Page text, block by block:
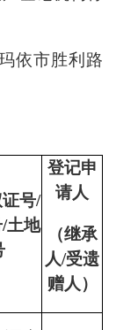
依市胜利路
号/
土地
登记申
请人
（继承
人/受遗
赠人）